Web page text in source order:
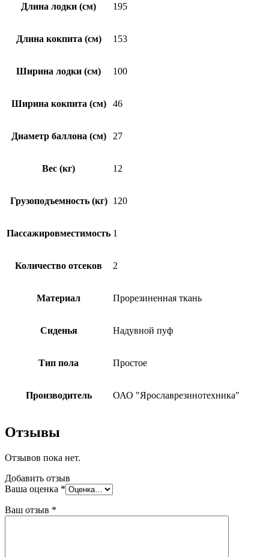
Длина лодки (см) 195
Длина кокпита (см) 153
Ширина лодки (см) 100
Ширина кокпита (см) 46
Диаметр баллона (см) 27
Вес (кг) 12
Грузоподъемность (кг) 120
Пассажировместимость 1
Количество отсеков 2
Материал Прорезиненная ткань
Сиденья Надувной пуф
Тип пола Простое
Производитель ОАО "Ярославрезинотехника"
Отзывы
Отзывов пока нет.
Добавить отзыв
Ваша оценка *
Ваш отзыв *